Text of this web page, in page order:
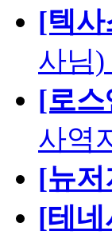
[텍사
사님
[로
사역
[뉴저
[테네